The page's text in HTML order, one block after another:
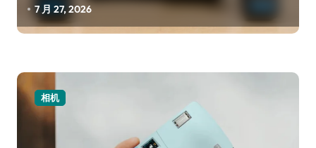
7 月 27, 2026
相机